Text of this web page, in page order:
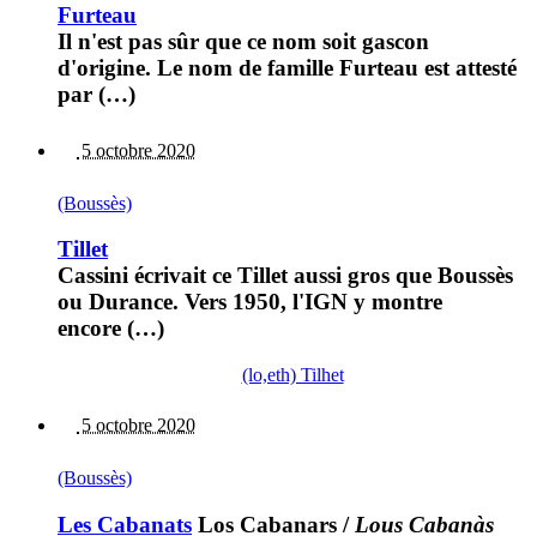
Furteau
Il n'est pas sûr que ce nom soit gascon
d'origine. Le nom de famille Furteau est attesté
par (…)
5 octobre 2020
(Boussès)
Tillet
Cassini écrivait ce Tillet aussi gros que Boussès
ou Durance. Vers 1950, l'IGN y montre
encore (…)
(lo,eth) Tilhet
5 octobre 2020
(Boussès)
Les Cabanats Los Cabanars / Lous Cabanàs